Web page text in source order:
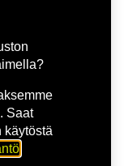
Saat
käytöstä